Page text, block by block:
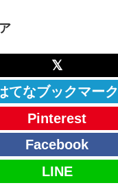
𝕏
てなブックマーク
Pinterest
Facebook
LINE